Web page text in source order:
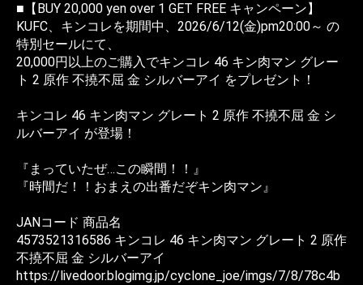
■【BUY 20,000 yen over 1 GET FREE キャンペーン】
KUFC、キンコレを期間中、2026/6/12(金)pm20:00～ の
特別セールにて、
20,000円以上のご購入でキンコレ 46 キン肉マン グレー
ト 2 原作 不撓不屈 金 シルバーアイ をプレゼント！
キンコレ 46 キン肉マン グレート 2 原作 不撓不屈 金 シ
ルバーアイ が登場！
『まっていたぜ…この瞬間！！』
『時間だ！！おまえの出番だぞキン肉マン』
JANコード 商品名
4573521316586 キンコレ 46 キン肉マン グレート 2 原作
不撓不屈 金 シルバーアイ
https://livedoor.blogimg.jp/cyclone_joe/imgs/7/8/78c4b